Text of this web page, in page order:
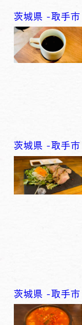
茨城県 -取手市
茨城県 -取手市
茨城県 -取手市